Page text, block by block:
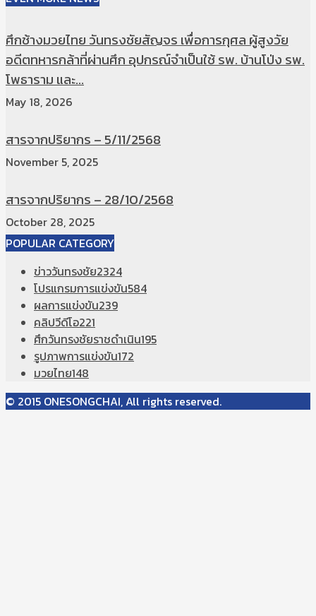
ศึกช้างมวยไทย วันทรงชัยสัญจร เพื่อการกุศล ผู้สูงวัย
อดีตทหารกล้าที่ผ่านศึก อุปกรณ์จำเป็นใช้ รพ. บ้านโป่ง รพ.
โพธาราม และ...
May 18, 2026
สารจากปริยากร – 5/11/2568
November 5, 2025
สารจากปริยากร – 28/10/2568
October 28, 2025
POPULAR CATEGORY
ข่าววันทรงชัย2324
โปรแกรมการแข่งขัน584
ผลการแข่งขัน239
คลิปวีดีโอ221
ศึกวันทรงชัยราชดำเนิน195
รูปภาพการแข่งขัน172
มวยไทย148
© 2015 ONESONGCHAI, All rights reserved.